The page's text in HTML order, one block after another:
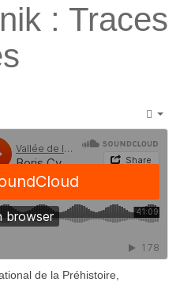
: Traces
de la Préhistoire,